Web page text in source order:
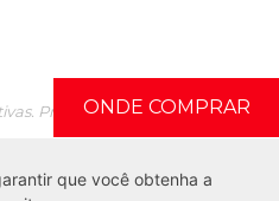
que você obtenha a
ONDE COMPRAR
Produtos sujeitos a